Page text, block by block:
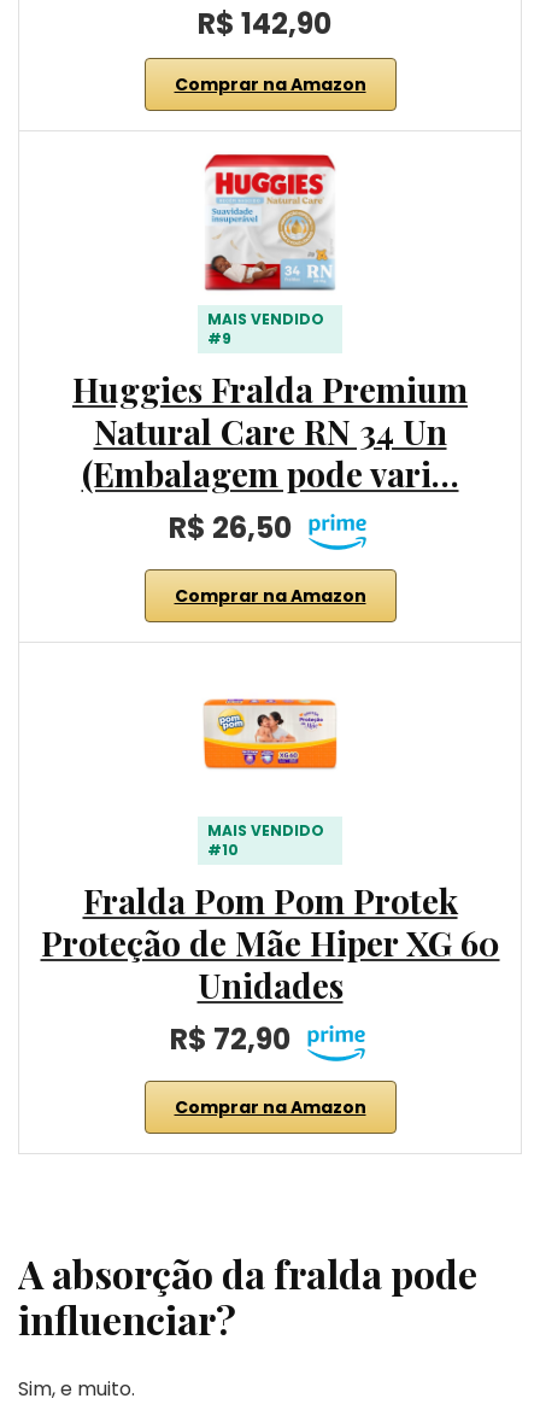
R$ 142,90
Comprar na Amazon
MAIS VENDIDO
#9
Huggies Fralda Premium
Natural Care RN 34 Un
(Embalagem pode vari…
R$ 26,50
Comprar na Amazon
MAIS VENDIDO
#10
Fralda Pom Pom Protek
Proteção de Mãe Hiper XG 60
Unidades
R$ 72,90
Comprar na Amazon
A absorção da fralda pode
influenciar?
Sim, e muito.